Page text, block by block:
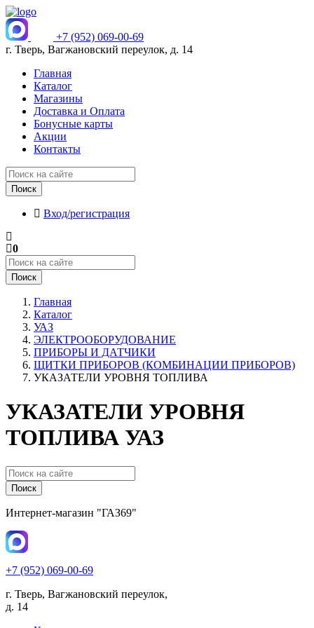
+7 (952) 069-00-69
г. Тверь, Вагжановский переулок, д. 14
Главная
Каталог
Магазины
Доставка и Оплата
Бонусные карты
Акции
Контакты
Поиск
Вход/регистрация
0
Поиск
Главная
Каталог
УАЗ
ЭЛЕКТРООБОРУДОВАНИЕ
ПРИБОРЫ И ДАТЧИКИ
ЩИТКИ ПРИБОРОВ (КОМБИНАЦИИ ПРИБОРОВ)
УКАЗАТЕЛИ УРОВНЯ ТОПЛИВА
УКАЗАТЕЛИ УРОВНЯ
ТОПЛИВА УАЗ
Поиск
Интернет-магазин "ГАЗ69"
+7 (952) 069-00-69
г. Тверь, Вагжановский переулок,
д. 14